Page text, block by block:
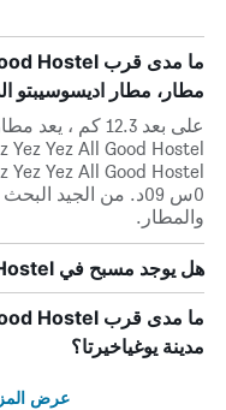
مطار، مطار اديسوسيبتو
على بعد 12.3
0س 09د. من الجيد
والمطار.
هل يوجد مسبح في Yez Yez Yez All Good Hostel؟
مدينة يوغياخيرتا؟
عرض